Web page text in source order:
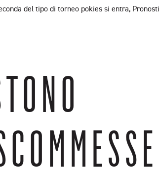
del tipo di torneo pokies si entra,